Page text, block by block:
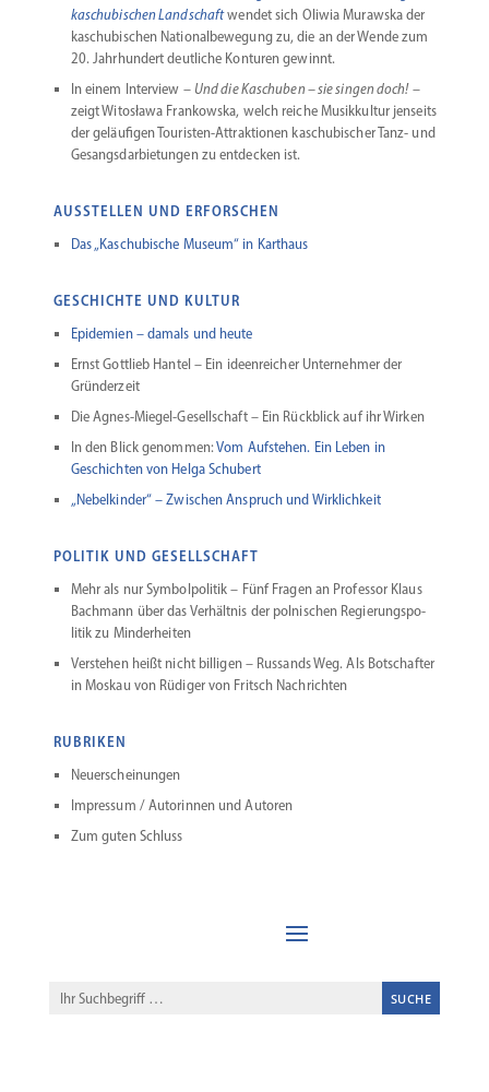
kaschu­bi­schen Landschaftwendet sich Oliwia Murawska der
kaschu­bi­schen Natio­nal­be­wegung zu, die an der Wende zum
20. Jahrhundert deutliche Konturen gewinnt.
In einem Interview – Und die Kaschuben – sie singen doch!–
zeigt Witosława Frankowska, welch reiche Musik­kultur jenseits
der geläu­figen Touristen-Attraktionen kaschu­bi­scher Tanz- und
Gesangs­dar­bie­tungen zu entdecken ist.
AUSSTELLEN UND ERFORSCHEN
Das „Kaschu­bische Museum“ in Karthaus
GESCHICHTE UND KULTUR
Epidemien – damals und heute
Ernst Gottlieb Hantel – Ein ideen­reicher Unter­nehmer der
Gründerzeit
Die Agnes-Miegel-Gesellschaft – Ein Rückblick auf ihr Wirken
In den Blick genommen:Vom Aufstehen. Ein Leben in
Geschichten von Helga Schubert
„Nebel­kinder“ – Zwischen Anspruch und Wirklichkeit
POLITIK UND GESELLSCHAFT
Mehr als nur Symbol­po­litik – Fünf Fragen an Professor Klaus
Bachmann über das Verhältnis der polni­schen Regie­rungs­po­
litik zu Minderheiten
Verstehen heißt nicht billigen – Russands Weg. Als Botschafter
in Moskau von Rüdiger von Fritsch Nachrichten
RUBRIKEN
Neuerschei­nungen
Impressum / Autorinnen und Autoren
Zum guten Schluss